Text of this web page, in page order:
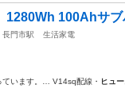
1280Wh 100Ahサ
長門市駅 生活家電
ています。… V14sq配線・ ヒュ